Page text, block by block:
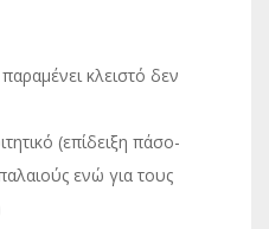
κλειστό δεν
(επίδειξη πάσο-
ενώ για τους